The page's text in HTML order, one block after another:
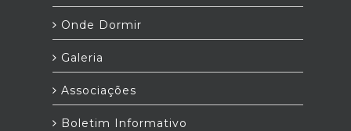
Onde Dormir
Galeria
Associações
Boletim Informativo